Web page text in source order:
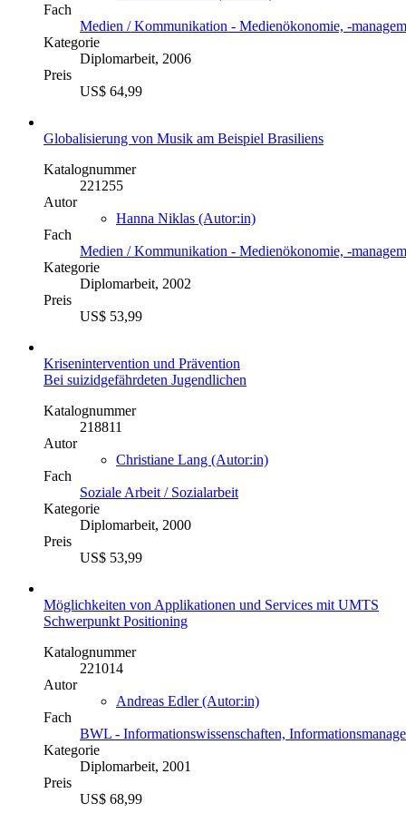
Fach
Medien / Kommunikation - Medienökonomie, -
Kategorie
Diplomarbeit, 2006
Preis
US$ 64,99
Globalisierung von Musik am Beispiel Brasiliens
Katalognummer
221255
Autor
Hanna Niklas (Autor:in)
Fach
Medien / Kommunikation - Medienökonomie, -
Kategorie
Diplomarbeit, 2002
Preis
US$ 53,99
Krisenintervention und Prävention
Bei suizidgefährdeten Jugendlichen
Katalognummer
218811
Autor
Christiane Lang (Autor:in)
Fach
Soziale Arbeit / Sozialarbeit
Kategorie
Diplomarbeit, 2000
Preis
US$ 53,99
Möglichkeiten von Applikationen und Services mit UMTS
Schwerpunkt Positioning
Katalognummer
221014
Autor
Andreas Edler (Autor:in)
Fach
BWL - Informationswissenschaften,
Kategorie
Diplomarbeit, 2001
Preis
US$ 68,99